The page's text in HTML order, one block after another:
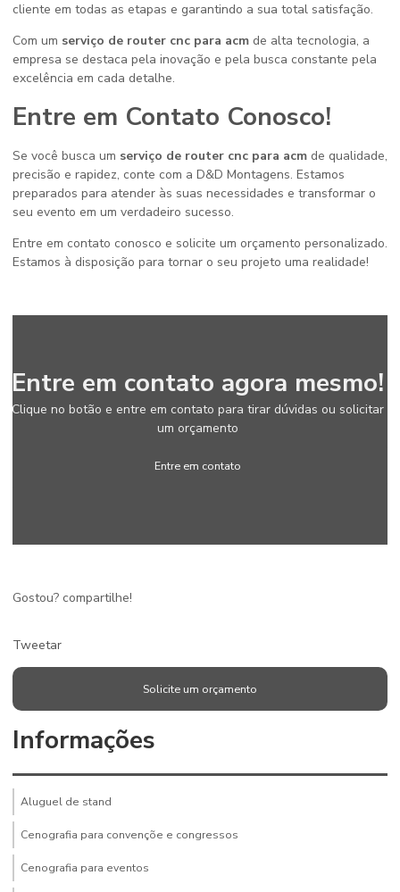
cliente em todas as etapas e garantindo a sua total satisfação.
Com um serviço de router cnc para acm de alta tecnologia, a
empresa se destaca pela inovação e pela busca constante pela
excelência em cada detalhe.
Entre em Contato Conosco!
Se você busca um serviço de router cnc para acm de qualidade,
precisão e rapidez, conte com a D&D Montagens. Estamos
preparados para atender às suas necessidades e transformar o
seu evento em um verdadeiro sucesso.
Entre em contato conosco e solicite um orçamento personalizado.
Estamos à disposição para tornar o seu projeto uma realidade!
Entre em contato agora mesmo!
Clique no botão e entre em contato para tirar dúvidas ou solicitar
um orçamento
Entre em contato
Gostou? compartilhe!
Tweetar
Solicite um orçamento
Informações
Aluguel de stand
Cenografia para convençõe e congressos
Cenografia para eventos